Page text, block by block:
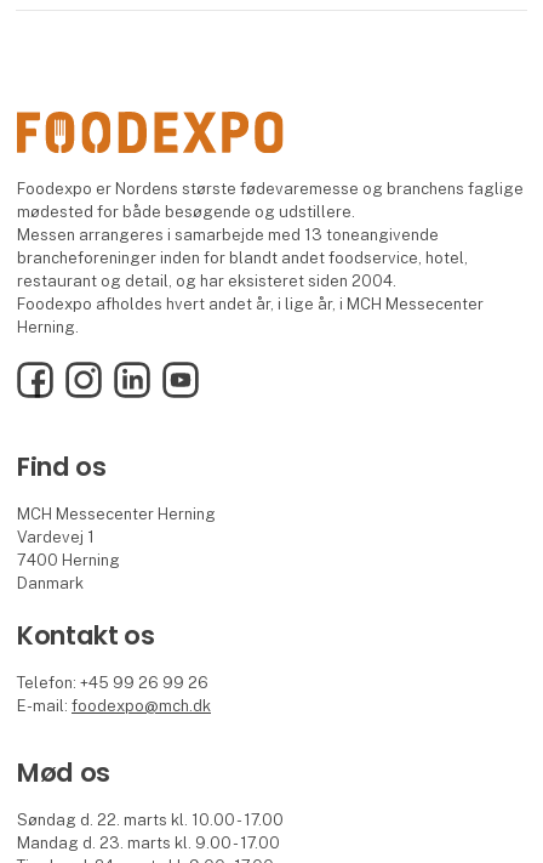
Foodexpo er Nordens største fødevaremesse og branchens faglige
mødested for både besøgende og udstillere.
Messen arrangeres i samarbejde med 13 toneangivende
brancheforeninger inden for blandt andet foodservice, hotel,
restaurant og detail, og har eksisteret siden 2004.
Foodexpo afholdes hvert andet år, i lige år, i MCH Messecenter
Herning.
FacebookInstagramLinkedInYouTube
Find os
MCH Messecenter Herning
Vardevej 1
7400 Herning
Danmark
Kontakt os
Telefon: +45 99 26 99 26
E-mail:foodexpo@mch.dk
Mød os
Søndag d. 22. marts kl. 10.00 - 17.00
Mandag d. 23. marts kl. 9.00 - 17.00